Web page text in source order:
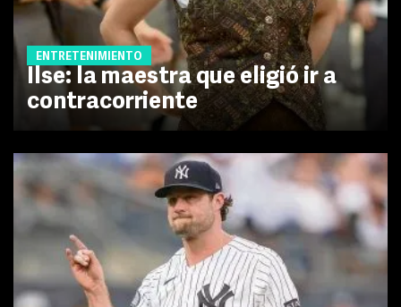
ENTRETENIMIENTO
Ilse: la maestra que eligió ir a
contracorriente